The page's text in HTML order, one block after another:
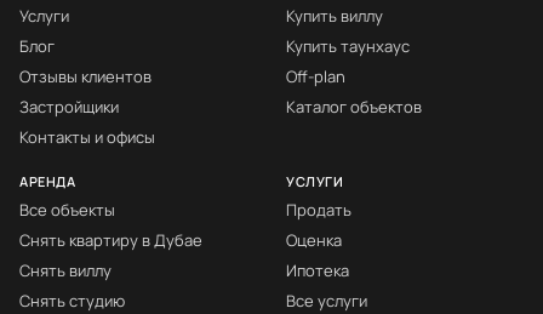
Услуги
Блог
Отзывы клиентов
Застройщики
Контакты и офисы
Купить виллу
Купить таунхаус
Off-plan
Каталог объектов
АРЕНДА
Все объекты
Снять квартиру в Дубае
Снять виллу
Снять студию
УСЛУГИ
Продать
Оценка
Ипотека
Все услуги